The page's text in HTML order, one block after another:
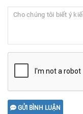
GỬI BÌNH LUẬN